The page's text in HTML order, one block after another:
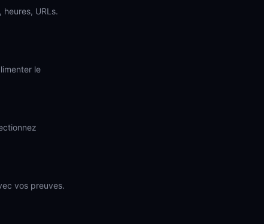
URLs.
le
vos preuves.